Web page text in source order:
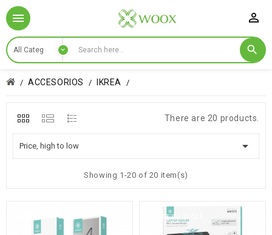

ACCESORIOS IKREA
There are 20 products.
Price, high to low 
Showing 1-20 of 20 item(s)
Fuera de stock Fuera de stock